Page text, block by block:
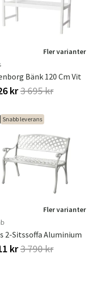
Fler varianter
Bänk 120 Cm Vit
kr3 695 kr
Snabb leverans
Fler varianter
2-Sitssoffa Aluminium
kr3 790 kr